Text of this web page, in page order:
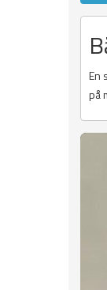
En
på